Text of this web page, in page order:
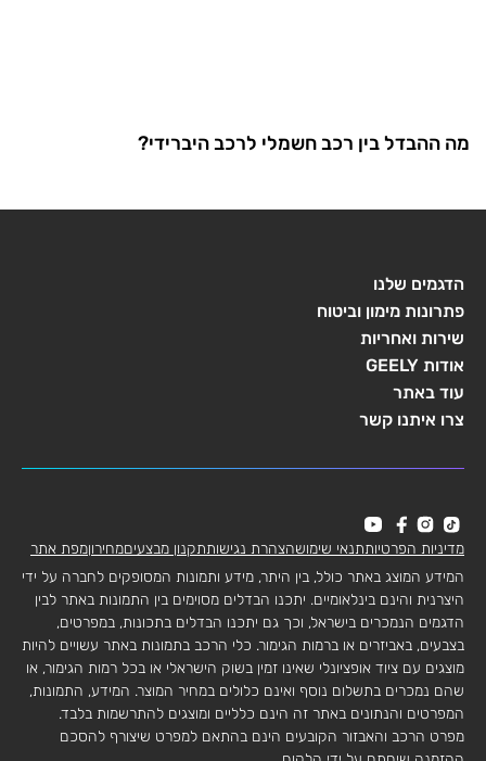
מה ההבדל בין רכב חשמלי לרכב היברידי?
הדגמים שלנו
פתרונות מימון וביטוח
שירות ואחריות
אודות GEELY
עוד באתר
צרו איתנו קשר
מדיניות הפרטיותתנאי שימושהצהרת נגישותתקנון מבצעיםמחירוןמפת אתר
המידע המוצג באתר כולל, בין היתר, מידע ותמונות המסופקים לחברה על ידי
היצרנית והינם בינלאומיים. יתכנו הבדלים מסוימים בין התמונות באתר לבין
הדגמים הנמכרים בישראל, וכך גם יתכנו הבדלים בתכונות, במפרטים,
בצבעים, באביזרים או ברמות הגימור. כלי הרכב בתמונות באתר עשויים להיות
מוצגים עם ציוד אופציונלי שאינו זמין בשוק הישראלי או בכל רמות הגימור, או
שהם נמכרים בתשלום נוסף ואינם כלולים במחיר המוצר. המידע, התמונות,
המפרטים והנתונים באתר זה הינם כלליים ומוצגים להתרשמות בלבד.
מפרט הרכב והאבזור הקובעים הינם בהתאם למפרט שיצורף להסכם